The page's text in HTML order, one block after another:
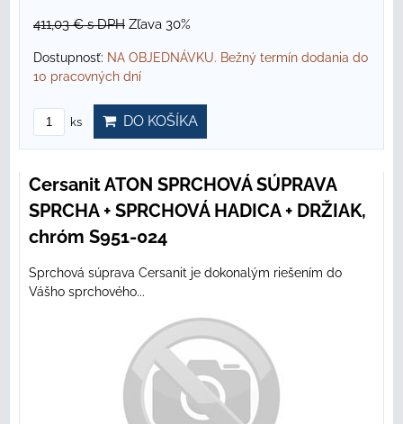
411,03 €s DPH Zľava 30%
Dostupnosť: NA OBJEDNÁVKU. Bežný termín dodania do
10 pracovných dní
ks DO KOŠÍKA
Cersanit ATON SPRCHOVÁ SÚPRAVA
SPRCHA + SPRCHOVÁ HADICA + DRŽIAK,
chróm S951-024
Sprchová súprava Cersanit je dokonalým riešením do
Vášho sprchového...